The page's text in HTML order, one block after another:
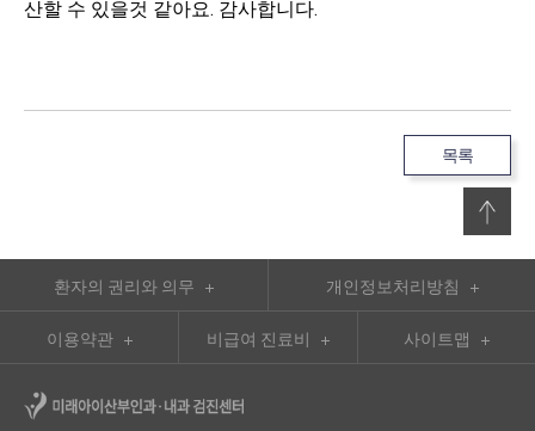
산할 수 있을것 같아요. 감사합니다.
목록
환자의 권리와 의무 개인정보처리방침
이용약관 비급여 진료비 사이트맵